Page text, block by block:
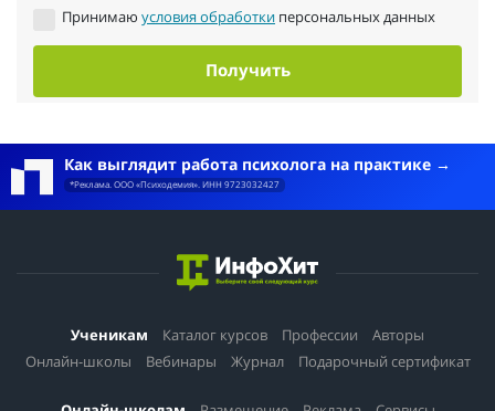
Принимаю условия обработки персональных данных
Получить
Как выглядит работа психолога на практике
*Реклама. ООО «Психодемия». ИНН 9723032427
Ученикам Каталог курсов Профессии
Авторы
Онлайн-школы
Вебинары Журнал Подарочный сертификат